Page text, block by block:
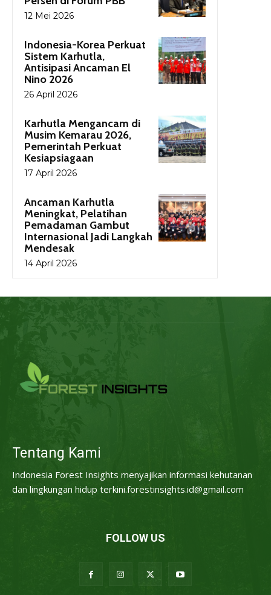
12 Mei 2026
Indonesia-Korea Perkuat
Sistem Karhutla,
Antisipasi Ancaman El
Nino 2026
26 April 2026
Karhutla Mengancam di
Musim Kemarau 2026,
Pemerintah Perkuat
Kesiapsiagaan
17 April 2026
Ancaman Karhutla
Meningkat, Pelatihan
Pemadaman Gambut
Internasional Jadi Langkah
Mendesak
14 April 2026
Tentang Kami
Indonesia Forest Insights menyajikan informasi kehutanan
dan lingkungan hidup terkini.forestinsights.id@gmail.com
FOLLOW US